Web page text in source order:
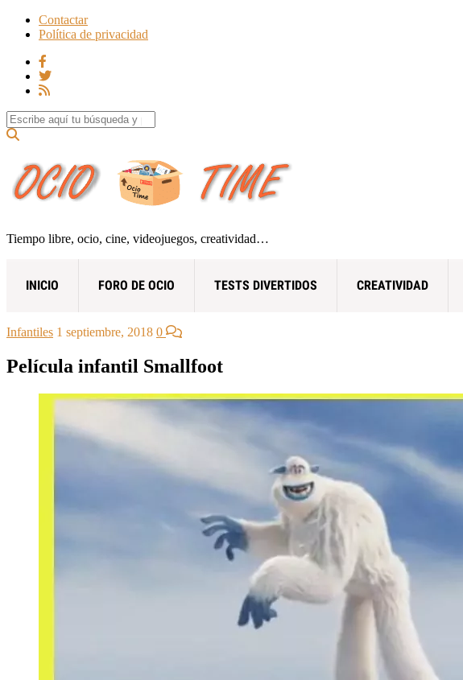
Contactar
Política de privacidad
Search for:
Tiempo libre, ocio, cine, videojuegos, creatividad…
INICIO FORO DE OCIO TESTS DIVERTIDOS CREATIVIDAD
Infantiles 1 septiembre, 2018 0
Película infantil Smallfoot